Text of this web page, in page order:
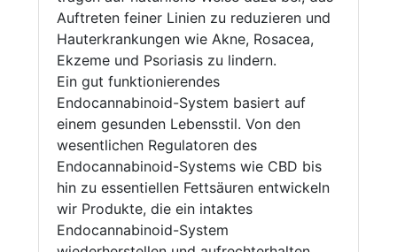
Auftreten feiner Linien zu reduzieren und
Hauterkrankungen wie Akne, Rosacea,
Ekzeme und Psoriasis zu lindern.
Ein gut funktionierendes
Endocannabinoid-System basiert auf
einem gesunden Lebensstil. Von den
wesentlichen Regulatoren des
Endocannabinoid-Systems wie CBD bis
hin zu essentiellen Fettsäuren entwickeln
wir Produkte, die ein intaktes
Endocannabinoid-System